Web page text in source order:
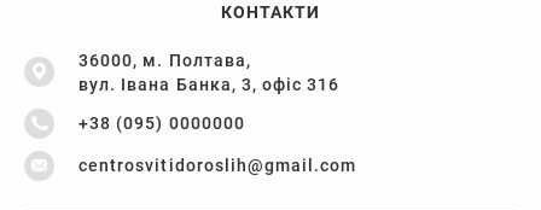
КОНТАКТИ
36000, м. Полтава,
вул. Івана Банка, 3, офіс 316
+38 (095) 0000000
centrosvitidoroslih@gmail.com